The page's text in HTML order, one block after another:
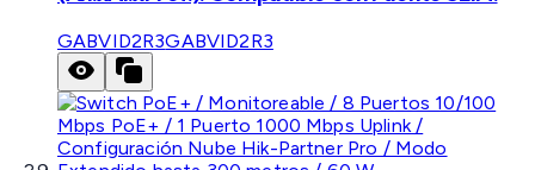
GABVID2R3GABVID2R3